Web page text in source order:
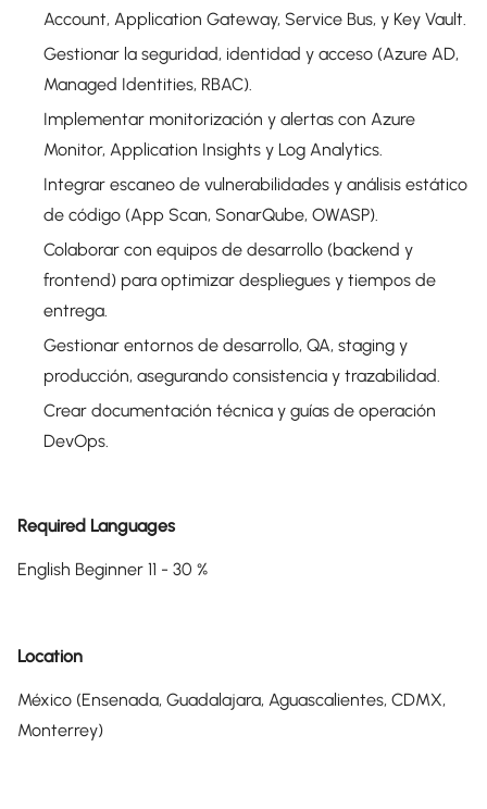
Account, Application Gateway, Service Bus, y Key Vault.
Gestionar la seguridad, identidad y acceso (Azure AD,
Managed Identities, RBAC).
Implementar monitorización y alertas con Azure
Monitor, Application Insights y Log Analytics.
Integrar escaneo de vulnerabilidades y análisis estático
de código (App Scan, SonarQube, OWASP).
Colaborar con equipos de desarrollo (backend y
frontend) para optimizar despliegues y tiempos de
entrega.
Gestionar entornos de desarrollo, QA, staging y
producción, asegurando consistencia y trazabilidad.
Crear documentación técnica y guías de operación
DevOps.
Required Languages
English Beginner 11 - 30 %
Location
México (Ensenada, Guadalajara, Aguascalientes, CDMX,
Monterrey)